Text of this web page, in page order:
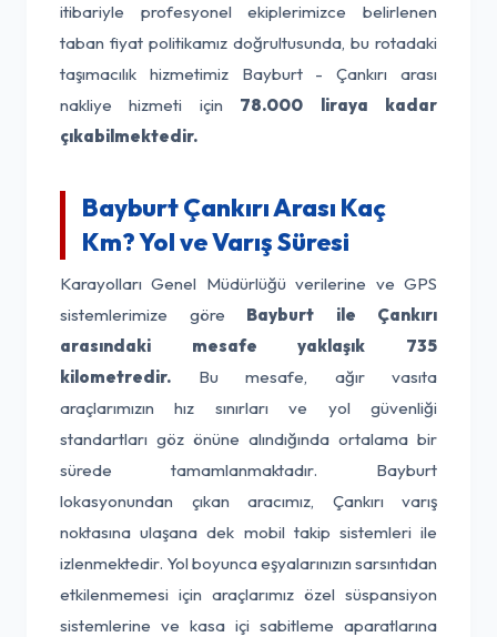
itibariyle profesyonel ekiplerimizce belirlenen
taban fiyat politikamız doğrultusunda, bu rotadaki
taşımacılık hizmetimiz Bayburt - Çankırı arası
nakliye hizmeti için 78.000 liraya kadar
çıkabilmektedir.
Bayburt Çankırı Arası Kaç
Km? Yol ve Varış Süresi
Karayolları Genel Müdürlüğü verilerine ve GPS
sistemlerimize göre Bayburt ile Çankırı
arasındaki mesafe yaklaşık 735
kilometredir. Bu mesafe, ağır vasıta
araçlarımızın hız sınırları ve yol güvenliği
standartları göz önüne alındığında ortalama bir
sürede tamamlanmaktadır. Bayburt
lokasyonundan çıkan aracımız, Çankırı varış
noktasına ulaşana dek mobil takip sistemleri ile
izlenmektedir. Yol boyunca eşyalarınızın sarsıntıdan
etkilenmemesi için araçlarımız özel süspansiyon
sistemlerine ve kasa içi sabitleme aparatlarına